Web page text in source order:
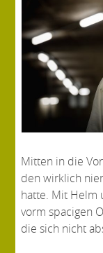
Mitten in die
den wirklich
hatte. Mit Helm
vorm spacigen
die sich nicht